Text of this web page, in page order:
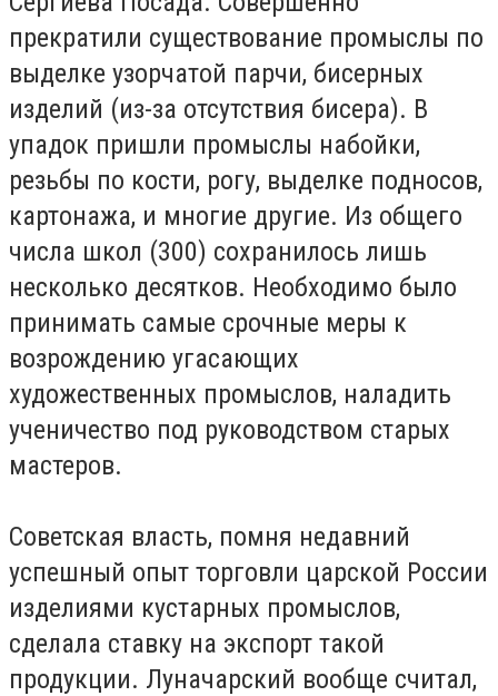
прекратили существование промыслы по
выделке узорчатой парчи, бисерных
изделий (из-за отсутствия бисера). В
упадок пришли промыслы набойки,
резьбы по кости, рогу, выделке подносов,
картонажа, и многие другие. Из общего
числа школ (300) сохранилось лишь
несколько десятков. Необходимо было
принимать самые срочные меры к
возрождению угасающих
художественных промыслов, наладить
ученичество под руководством старых
мастеров.
Советская власть, помня недавний
успешный опыт торговли царской России
изделиями кустарных промыслов,
сделала ставку на экспорт такой
продукции. Луначарский вообще считал,